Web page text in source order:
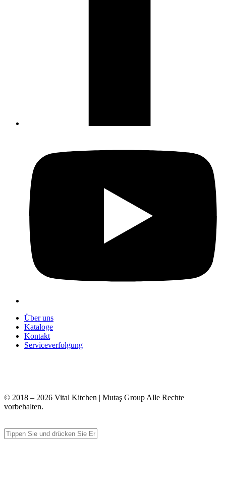
Über uns
Kataloge
Kontakt
Serviceverfolgung
© 2018 – 2026 Vital Kitchen | Mutaş Group Alle Rechte
vorbehalten.